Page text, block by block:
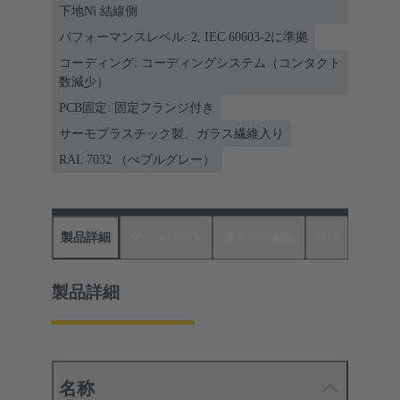
下地Ni 結線側
パフォーマンスレベル: 2, IEC 60603-2に準拠
コーディング: コーディングシステム（コンタクト
数減少）
PCB固定: 固定フランジ付き
サーモプラスチック製、ガラス繊維入り
RAL 7032 （ぺブルグレー）
製品詳細
製品詳細
名称